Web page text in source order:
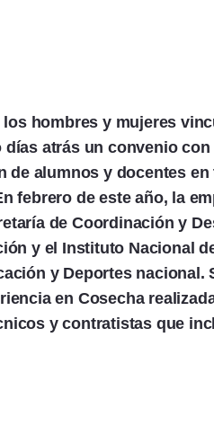
hombres y mujeres
atrás un convenio
de alumnos y docentes
febrero de este año, la
de Coordinación y
y el Instituto Nacional
y Deportes nacional.
en Cosecha
y contratistas que